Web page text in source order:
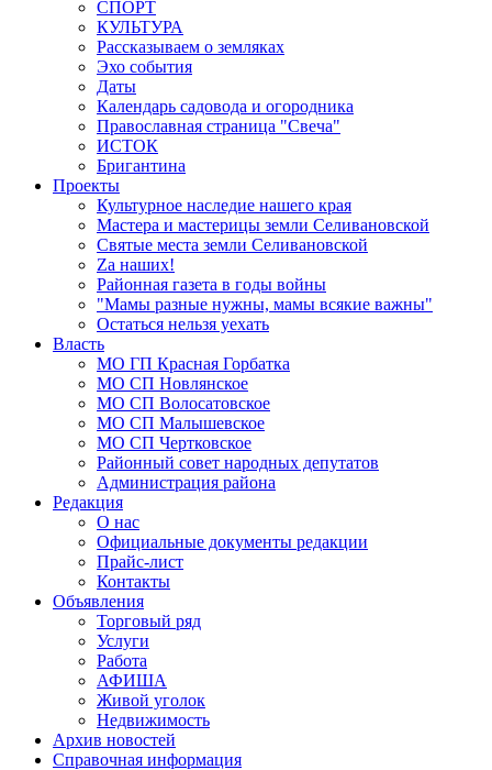
СПОРТ
КУЛЬТУРА
Рассказываем о земляках
Эхо события
Даты
Календарь садовода и огородника
Православная страница "Свеча"
ИСТОК
Бригантина
Проекты
Культурное наследие нашего края
Мастера и мастерицы земли Селивановской
Святые места земли Селивановской
Zа наших!
Районная газета в годы войны
"Мамы разные нужны, мамы всякие важны"
Остаться нельзя уехать
Власть
МО ГП Красная Горбатка
МО СП Новлянское
МО СП Волосатовское
МО СП Малышевское
МО СП Чертковское
Районный совет народных депутатов
Администрация района
Редакция
О нас
Официальные документы редакции
Прайс-лист
Контакты
Объявления
Торговый ряд
Услуги
Работа
АФИША
Живой уголок
Недвижимость
Архив новостей
Справочная информация